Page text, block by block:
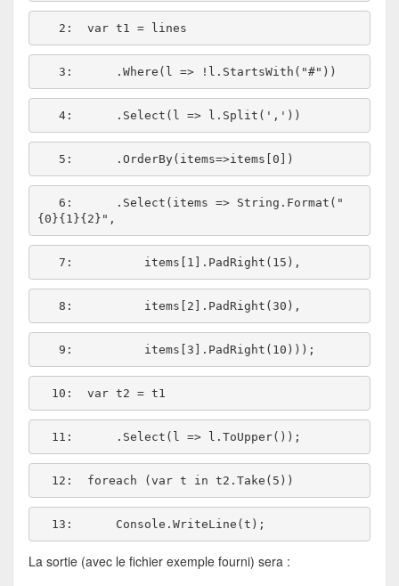
   2:
   3:
    .Where(l => !l.StartsWith(
"#"
   4:
    .Select(l => l.Split(
','
   5:
   6:
    .Select(items => String.Format(
"
{0}{1}{2}"
   7:
   8:
   9:
  10:
  11:
  12:
foreach (var t in
  13:
La sortie (avec le fichier exemple fourni) sera :